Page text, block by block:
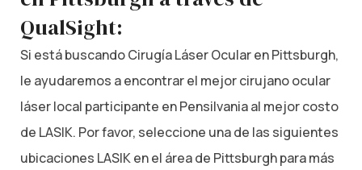
QualSight:
Si está buscando Cirugía Láser Ocular en Pittsburgh,
le ayudaremos a encontrar el mejor cirujano ocular
láser local participante en Pensilvania al mejor costo
de LASIK. Por favor, seleccione una de las siguientes
ubicaciones LASIK en el área de Pittsburgh para más